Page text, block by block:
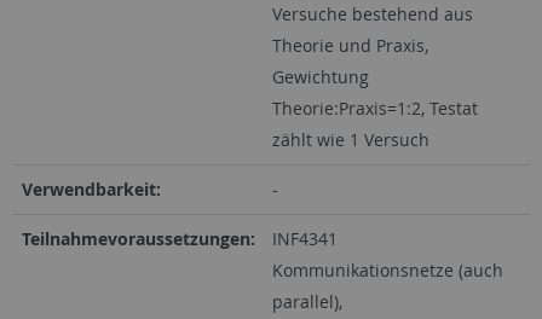
Versuche bestehend aus
Theorie und Praxis,
Gewichtung
Theorie:Praxis=1:2, Testat
zählt wie 1 Versuch
Verwendbarkeit: -
Teilnahmevoraussetzungen:
INF4341
Kommunikationsnetze (auch
parallel),